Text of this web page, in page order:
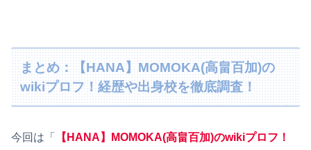
まとめ：【HANA】MOMOKA(高畠百加)の
wikiプロフ！経歴や出身校を徹底調査！
今回は「
【HANA】MOMOKA(高畠百加)のwikiプロフ！